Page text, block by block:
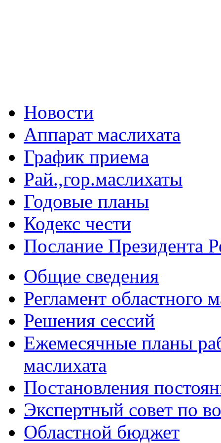
Новости
Аппарат маслихата
График приема
Рай.,гор.маслихаты
Годовые планы
Кодекс чести
Послание Президента
Общие сведения
Регламент областного
Решения сессий
Ежемесячные планы
маслихата
Постановления
Экспертный совет по
Областной бюджет